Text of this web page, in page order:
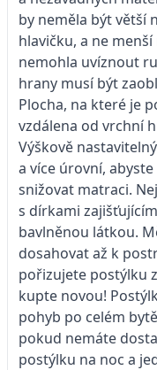
by neměla být větší
hlavičku, a ne
nemohla uvíznout
hrany musí být
Plocha, na které je
vzdálena od vrchní
Výškově
a více úrovní,
snižovat matraci.
s dírkami
bavlněnou látkou.
dosahovat až k
pořizujete postýlku
kupte novou!
pohyb po celém
pokud nemáte
postýlku na noc a